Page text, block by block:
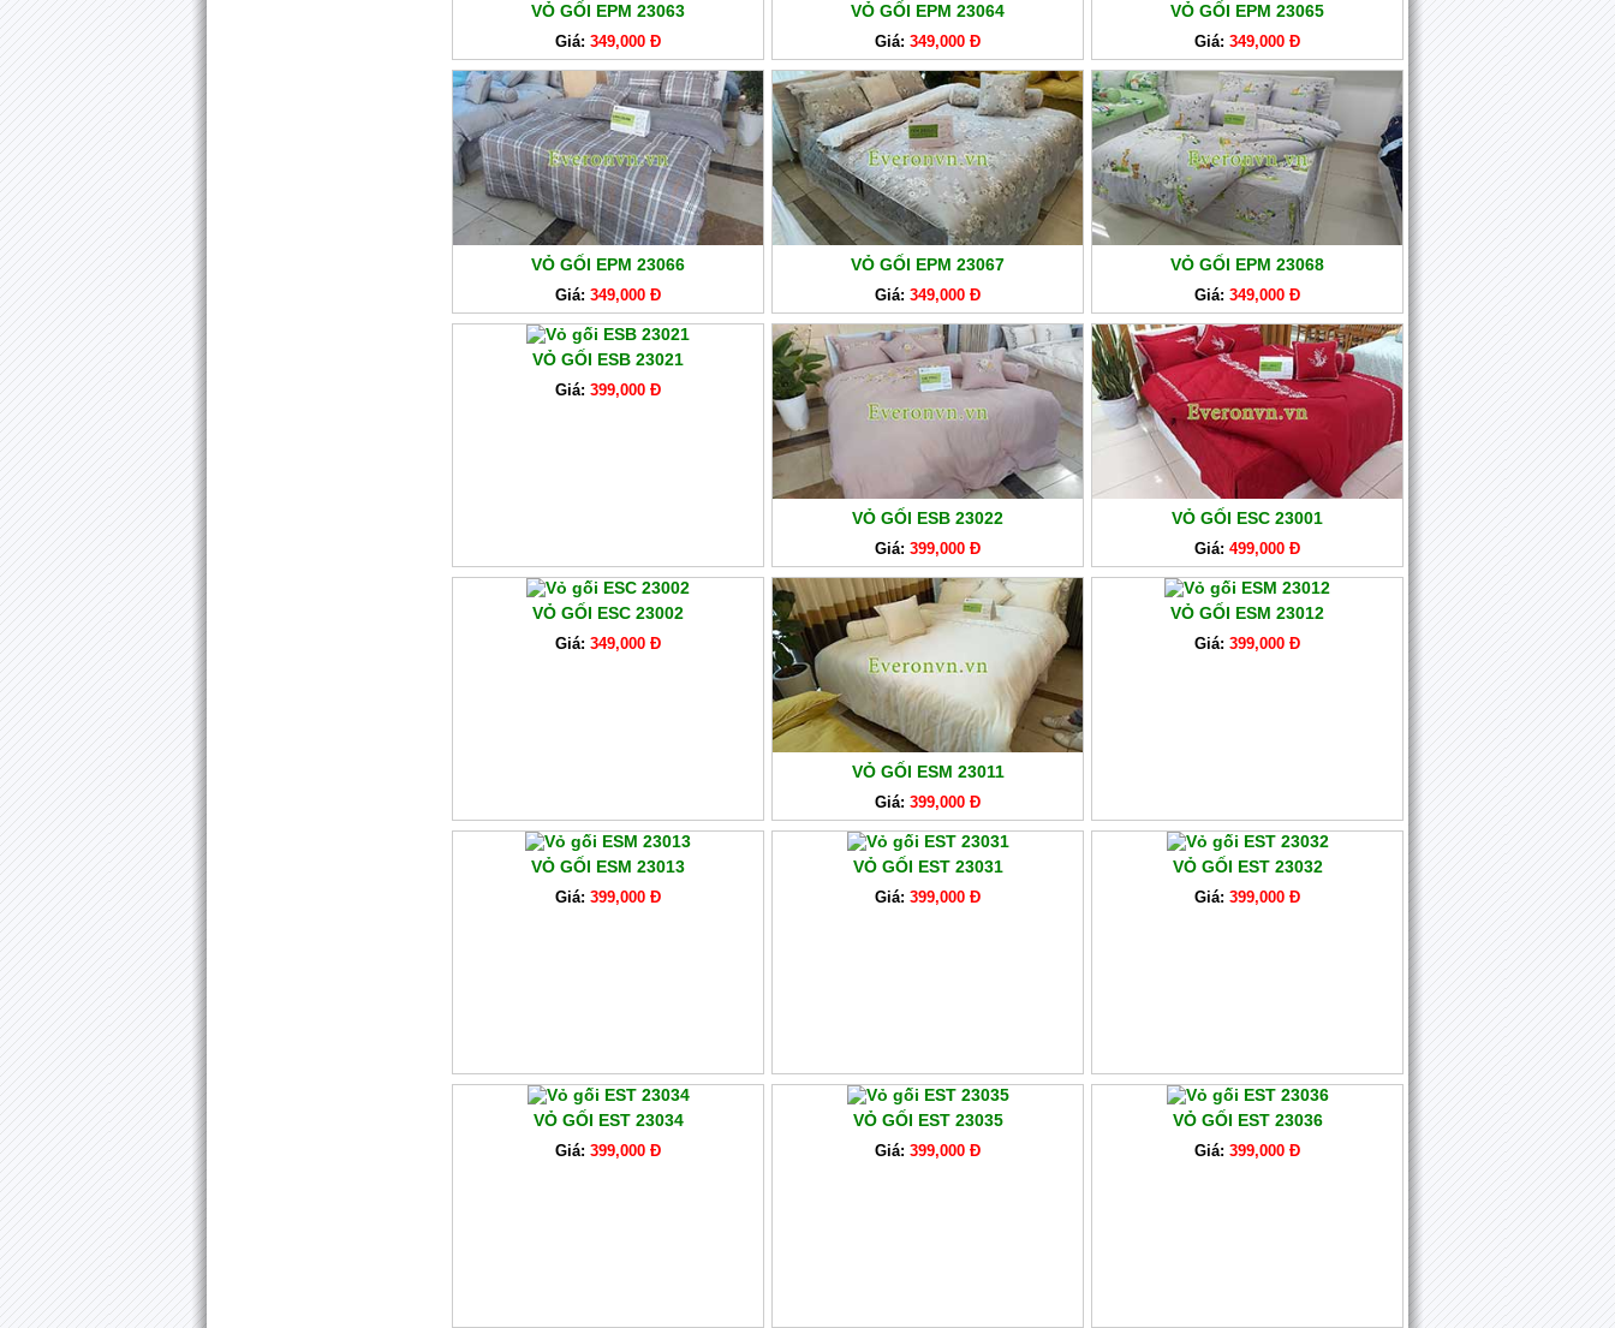
VỎ GỐI EPM 23063
Giá: 349,000 Đ
VỎ GỐI EPM 23064
Giá: 349,000 Đ
VỎ GỐI EPM 23065
Giá: 349,000 Đ
VỎ GỐI EPM 23066
Giá: 349,000 Đ
VỎ GỐI EPM 23067
Giá: 349,000 Đ
VỎ GỐI EPM 23068
Giá: 349,000 Đ
VỎ GỐI ESB 23021
Giá: 399,000 Đ
VỎ GỐI ESB 23022
Giá: 399,000 Đ
VỎ GỐI ESC 23001
Giá: 499,000 Đ
VỎ GỐI ESC 23002
Giá: 349,000 Đ
VỎ GỐI ESM 23011
Giá: 399,000 Đ
VỎ GỐI ESM 23012
Giá: 399,000 Đ
VỎ GỐI ESM 23013
Giá: 399,000 Đ
VỎ GỐI EST 23031
Giá: 399,000 Đ
VỎ GỐI EST 23032
Giá: 399,000 Đ
VỎ GỐI EST 23034
Giá: 399,000 Đ
VỎ GỐI EST 23035
Giá: 399,000 Đ
VỎ GỐI EST 23036
Giá: 399,000 Đ